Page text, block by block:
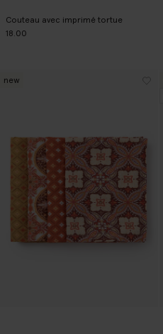
Couteau avec imprimé tortue
18.00
new